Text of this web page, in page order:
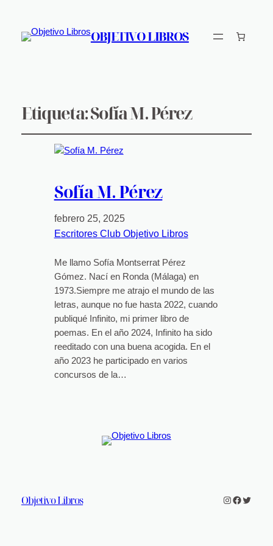
OBJETIVO LIBROS
Etiqueta:Sofía M. Pérez
Sofía M. Pérez
febrero 25, 2025
Escritores Club Objetivo Libros
Me llamo Sofía Montserrat Pérez
Gómez. Nací en Ronda (Málaga) en
1973.Siempre me atrajo el mundo de las
letras, aunque no fue hasta 2022, cuando
publiqué Infinito, mi primer libro de
poemas. En el año 2024, Infinito ha sido
reeditado con una buena acogida. En el
año 2023 he participado en varios
concursos de la…
Objetivo Libros Instagram
Twitter